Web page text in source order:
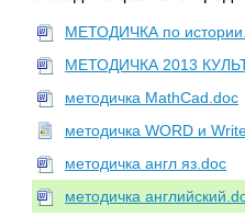
МЕТОДИЧКА по
МЕТОДИЧКА 2013
методичка MathCad.doc
методичка WORD и
методичка англ яз.doc
методичка